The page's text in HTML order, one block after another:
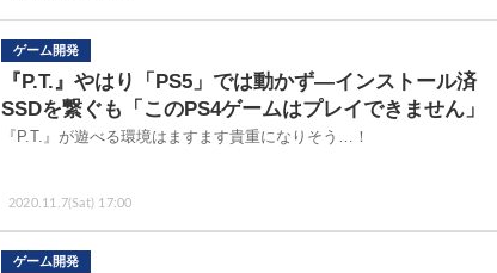
ゲーム開発
2020.11.7(Sat) 17:00
『P.T.』やはり「PS5」では動かず―インストール済
SSDを繋ぐも「このPS4ゲームはプレイできません」
『P.T.』が遊べる環境はますます貴重になりそう…！
ゲーム開発